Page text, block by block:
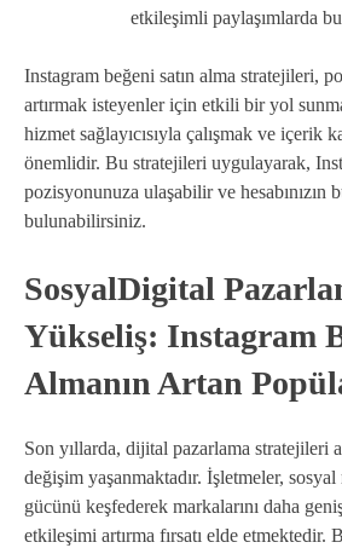
etkileşimli paylaşımlarda
Instagram beğeni satın alma stratejileri,
artırmak isteyenler için etkili bir yol
hizmet sağlayıcısıyla çalışmak ve içerik
önemlidir. Bu stratejileri uygulayarak,
pozisyonunuza ulaşabilir ve hesabınızın
bulunabilirsiniz.
SosyalDigital
Yükseliş: Instagram
Almanın Artan
Son yıllarda, dijital pazarlama stratejileri
değişim yaşanmaktadır. İşletmeler, sosyal
gücünü keşfederek markalarını daha
etkileşimi artırma fırsatı elde etmektedir.